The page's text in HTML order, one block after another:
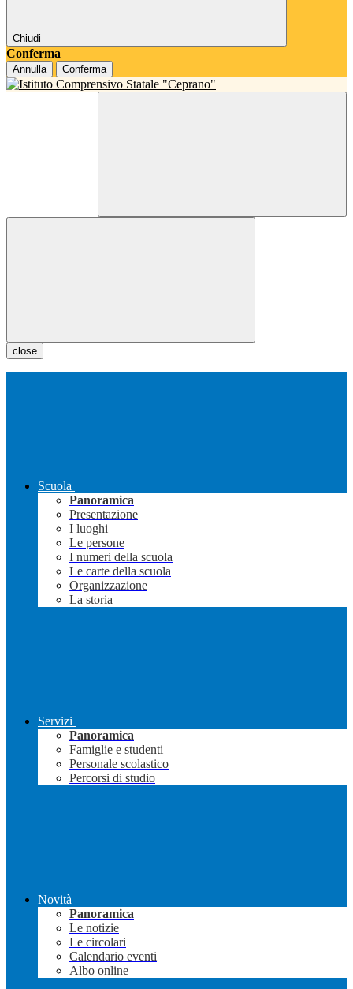
Chiudi
Conferma
Annulla Conferma
close
Scuola
Panoramica
Presentazione
I luoghi
Le persone
I numeri della scuola
Le carte della scuola
Organizzazione
La storia
Servizi
Panoramica
Famiglie e studenti
Personale scolastico
Percorsi di studio
Novità
Panoramica
Le notizie
Le circolari
Calendario eventi
Albo online